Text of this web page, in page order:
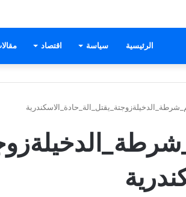
الرئيسية سياسة اقتصاد